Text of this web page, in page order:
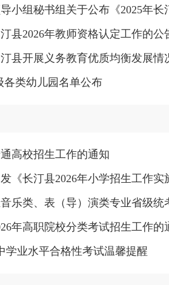
小组秘书组关于公布《2025年
县2026年教师资格认定工作的公
县开展义务教育优质均衡发展情
各类幼儿园名单公布
高校招生工作的通知
《长汀县2026年小学招生工作
乐类、表（导）演类专业省级统
年高职院校分类考试招生工作的
学业水平合格性考试温馨提醒